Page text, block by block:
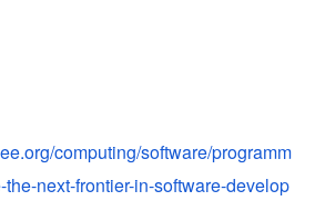
computing/software/programm
next-frontier-in-software-develop